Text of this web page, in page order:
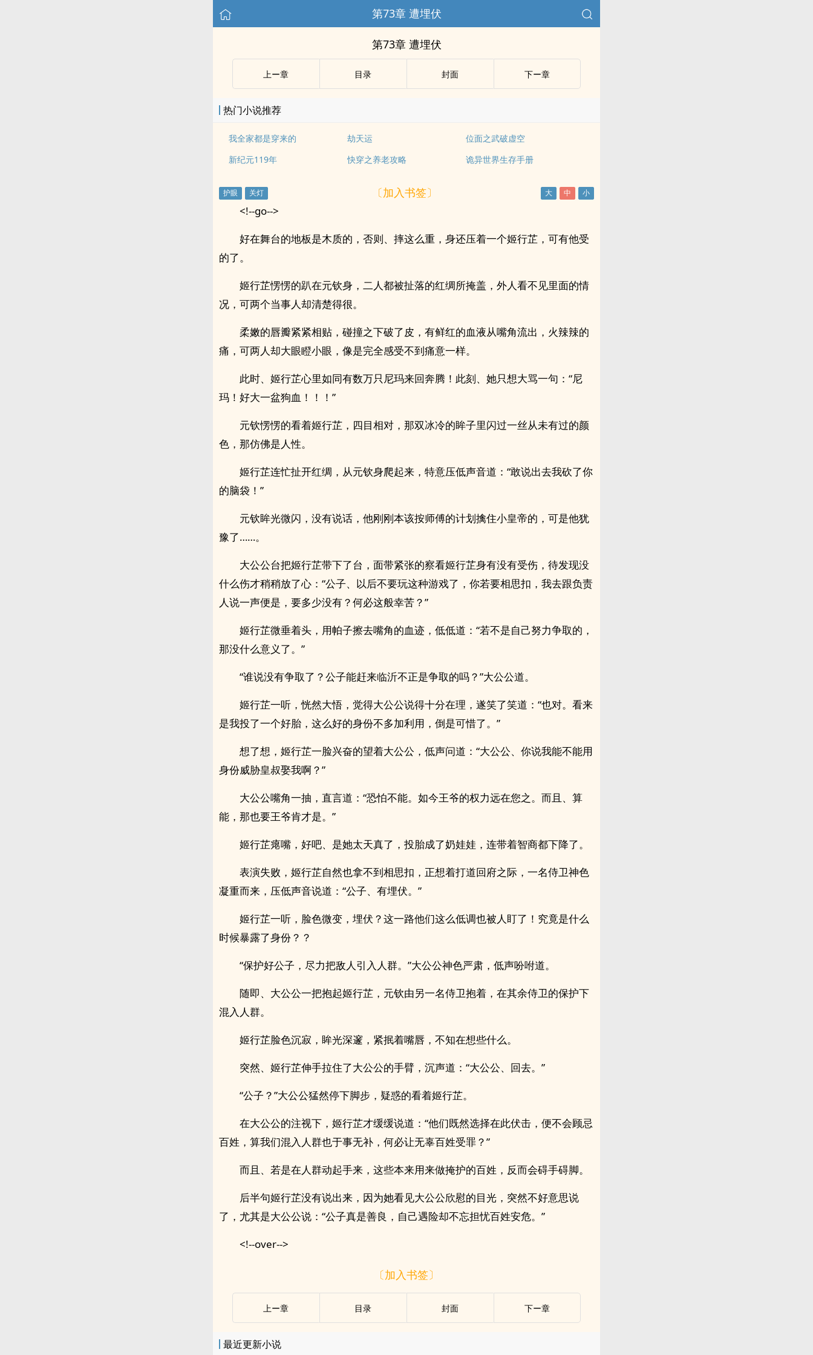
第73章 遭埋伏
第73章 遭埋伏
上ー章 目录 封面 下ー章
热门小说推荐
我全家都是穿来的 劫天运
位面之武破虚空
新纪元119年
快穿之养老攻略 诡异世界生存手册
〔加入书签〕
<!--go-->
好在舞台的地板是木质的，否则、摔这么重，身还压着一个姬行芷，可有他受
的了。
姬行芷愣愣的趴在元钦身，二人都被扯落的红绸所掩盖，外人看不见里面的情
况，可两个当事人却清楚得很。
柔嫩的唇瓣紧紧相贴，碰撞之下破了皮，有鲜红的血液从嘴角流出，火辣辣的
痛，可两人却大眼瞪小眼，像是完全感受不到痛意一样。
此时、姬行芷心里如同有数万只尼玛来回奔腾！此刻、她只想大骂一句：“尼
玛！好大一盆狗血！！！”
元钦愣愣的看着姬行芷，四目相对，那双冰冷的眸子里闪过一丝从未有过的颜
色，那仿佛是人性。
姬行芷连忙扯开红绸，从元钦身爬起来，特意压低声音道：“敢说出去我砍了你
的脑袋！”
元钦眸光微闪，没有说话，他刚刚本该按师傅的计划擒住小皇帝的，可是他犹
豫了……。
大公公台把姬行芷带下了台，面带紧张的察看姬行芷身有没有受伤，待发现没
什么伤才稍稍放了心：“公子、以后不要玩这种游戏了，你若要相思扣，我去跟负责
人说一声便是，要多少没有？何必这般幸苦？”
姬行芷微垂着头，用帕子擦去嘴角的血迹，低低道：“若不是自己努力争取的，
那没什么意义了。”
“谁说没有争取了？公子能赶来临沂不正是争取的吗？”大公公道。
姬行芷一听，恍然大悟，觉得大公公说得十分在理，遂笑了笑道：“也对。看来
是我投了一个好胎，这么好的身份不多加利用，倒是可惜了。”
想了想，姬行芷一脸兴奋的望着大公公，低声问道：“大公公、你说我能不能用
身份威胁皇叔娶我啊？”
大公公嘴角一抽，直言道：“恐怕不能。如今王爷的权力远在您之。而且、算
能，那也要王爷肯才是。”
姬行芷瘪嘴，好吧、是她太天真了，投胎成了奶娃娃，连带着智商都下降了。
表演失败，姬行芷自然也拿不到相思扣，正想着打道回府之际，一名侍卫神色
凝重而来，压低声音说道：“公子、有埋伏。”
姬行芷一听，脸色微变，埋伏？这一路他们这么低调也被人盯了！究竟是什么
时候暴露了身份？？
“保护好公子，尽力把敌人引入人群。”大公公神色严肃，低声吩咐道。
随即、大公公一把抱起姬行芷，元钦由另一名侍卫抱着，在其余侍卫的保护下
混入人群。
姬行芷脸色沉寂，眸光深邃，紧抿着嘴唇，不知在想些什么。
突然、姬行芷伸手拉住了大公公的手臂，沉声道：“大公公、回去。”
“公子？”大公公猛然停下脚步，疑惑的看着姬行芷。
在大公公的注视下，姬行芷才缓缓说道：“他们既然选择在此伏击，便不会顾忌
百姓，算我们混入人群也于事无补，何必让无辜百姓受罪？”
而且、若是在人群动起手来，这些本来用来做掩护的百姓，反而会碍手碍脚。
后半句姬行芷没有说出来，因为她看见大公公欣慰的目光，突然不好意思说
了，尤其是大公公说：“公子真是善良，自己遇险却不忘担忧百姓安危。”
<!--over-->
〔加入书签〕
上ー章 目录 封面 下ー章
最近更新小说